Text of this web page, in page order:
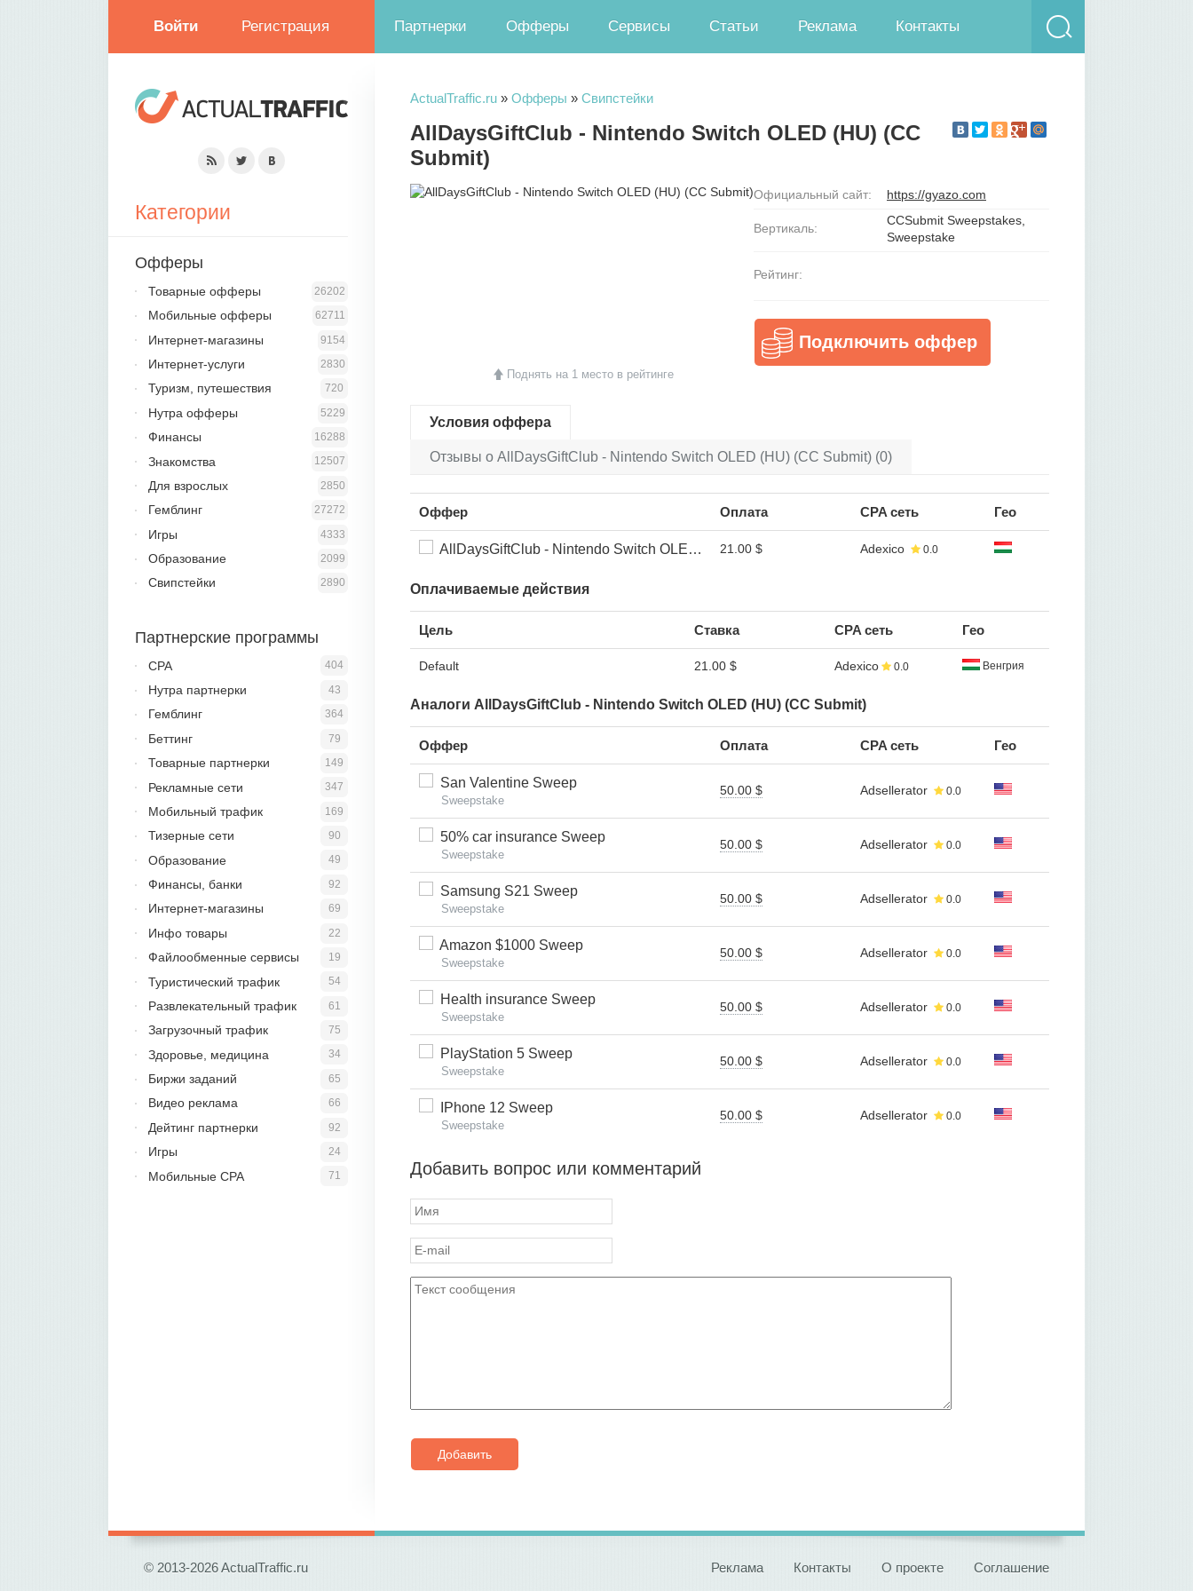
Войти Регистрация Партнерки Офферы Сервисы Статьи Реклама Контакты
ActualTraffic.ru » Офферы » Свипстейки
AllDaysGiftClub - Nintendo Switch OLED (HU) (CC
Submit)
Поднять на 1 место в рейтинге
Официальный сайт: https://gyazo.com
Вертикаль:
CCSubmit Sweepstakes,
Sweepstake
Рейтинг:
Подключить оффер
Условия оффера
Отзывы о AllDaysGiftClub - Nintendo Switch OLED (HU) (CC Submit) (0)
Оффер Оплата CPA сеть Гео
AllDaysGiftClub - Nintendo Switch OLED (HU) (CC Submit) 21.00 $ Adexico 0.0
Оплачиваемые действия
Цель Ставка CPA сеть Гео
Default 21.00 $ Adexico 0.0 Венгрия
Аналоги AllDaysGiftClub - Nintendo Switch OLED (HU) (CC Submit)
Оффер Оплата CPA сеть Гео
San Valentine Sweep
Sweepstake
50.00 $ Adsellerator 0.0
50% car insurance Sweep
Sweepstake
50.00 $ Adsellerator 0.0
Samsung S21 Sweep
Sweepstake
50.00 $ Adsellerator 0.0
Amazon $1000 Sweep
Sweepstake
50.00 $ Adsellerator 0.0
Health insurance Sweep
Sweepstake
50.00 $ Adsellerator 0.0
PlayStation 5 Sweep
Sweepstake
50.00 $ Adsellerator 0.0
IPhone 12 Sweep
Sweepstake
50.00 $ Adsellerator 0.0
Добавить вопрос или комментарий
Добавить
Категории
Офферы
26202
Товарные офферы
62711
Мобильные офферы
9154
Интернет-магазины
2830
Интернет-услуги
720
Туризм, путешествия
5229
Нутра офферы
16288
Финансы
12507
Знакомства
2850
Для взрослых
27272
Гемблинг
4333
Игры
2099
Образование
2890
Свипстейки
Партнерские программы
404
CPA
43
Нутра партнерки
364
Гемблинг
79
Беттинг
149
Товарные партнерки
347
Рекламные сети
169
Мобильный трафик
90
Тизерные сети
49
Образование
92
Финансы, банки
69
Интернет-магазины
22
Инфо товары
19
Файлообменные сервисы
54
Туристический трафик
61
Развлекательный трафик
75
Загрузочный трафик
34
Здоровье, медицина
65
Биржи заданий
66
Видео реклама
92
Дейтинг партнерки
24
Игры
71
Мобильные CPA
Реклама Контакты О проекте Соглашение
© 2013-2026 ActualTraffic.ru